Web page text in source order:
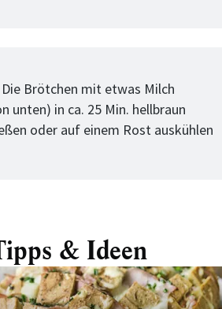
Brötchen mit etwas Milch
unten) in ca. 25 Min. hellbraun
oder auf einem Rost auskühlen
& Ideen